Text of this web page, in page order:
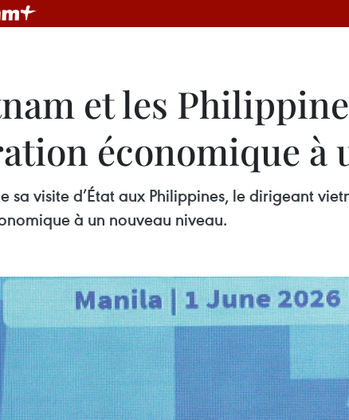
et les
économique à
sa visite d’État aux Philippines, le dirigeant
à un nouveau niveau.